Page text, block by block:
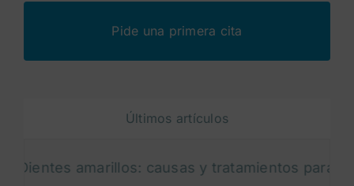
Pide una primera cita
Últimos artículos
amarillos: causas y tratamientos para